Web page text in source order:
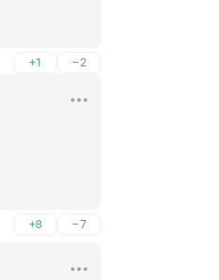
+1 –2
+8 –7